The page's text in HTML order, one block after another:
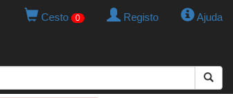
Cesto 0 Registo Ajuda